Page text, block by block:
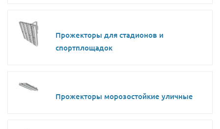
Прожекторы для стадионов и
спортплощадок
Прожекторы морозостойкие уличные